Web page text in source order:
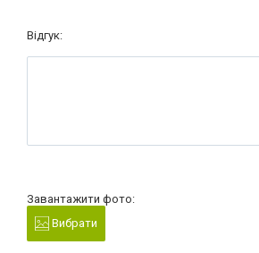
Відгук:
Завантажити фото:
Вибрати